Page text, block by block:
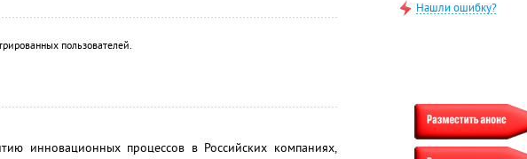
пользователей.
инновационных процессов в Российских компаниях,
Нашли ошибку?